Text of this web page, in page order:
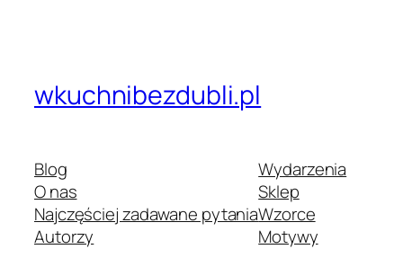
wkuchnibezdubli.pl
Blog
O nas
Najczęściej zadawane pytania
Autorzy
Wydarzenia
Sklep
Wzorce
Motywy